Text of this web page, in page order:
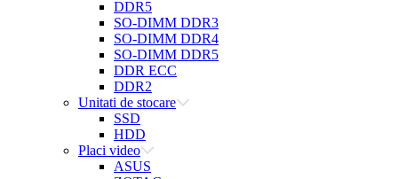
DDR5
SO-DIMM DDR3
SO-DIMM DDR4
SO-DIMM DDR5
DDR ECC
DDR2
Unitati de stocare
SSD
HDD
Placi video
ASUS